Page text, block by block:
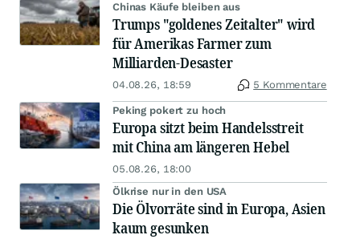
Chinas Käufe bleiben aus
Trumps "goldenes Zeitalter" wird
für Amerikas Farmer zum
Milliarden-Desaster
04.08.26, 18:59 5 Kommentare
Peking pokert zu hoch
Europa sitzt beim Handelsstreit
mit China am längeren Hebel
05.08.26, 18:00
Ölkrise nur in den USA
Die Ölvorräte sind in Europa, Asien
kaum gesunken